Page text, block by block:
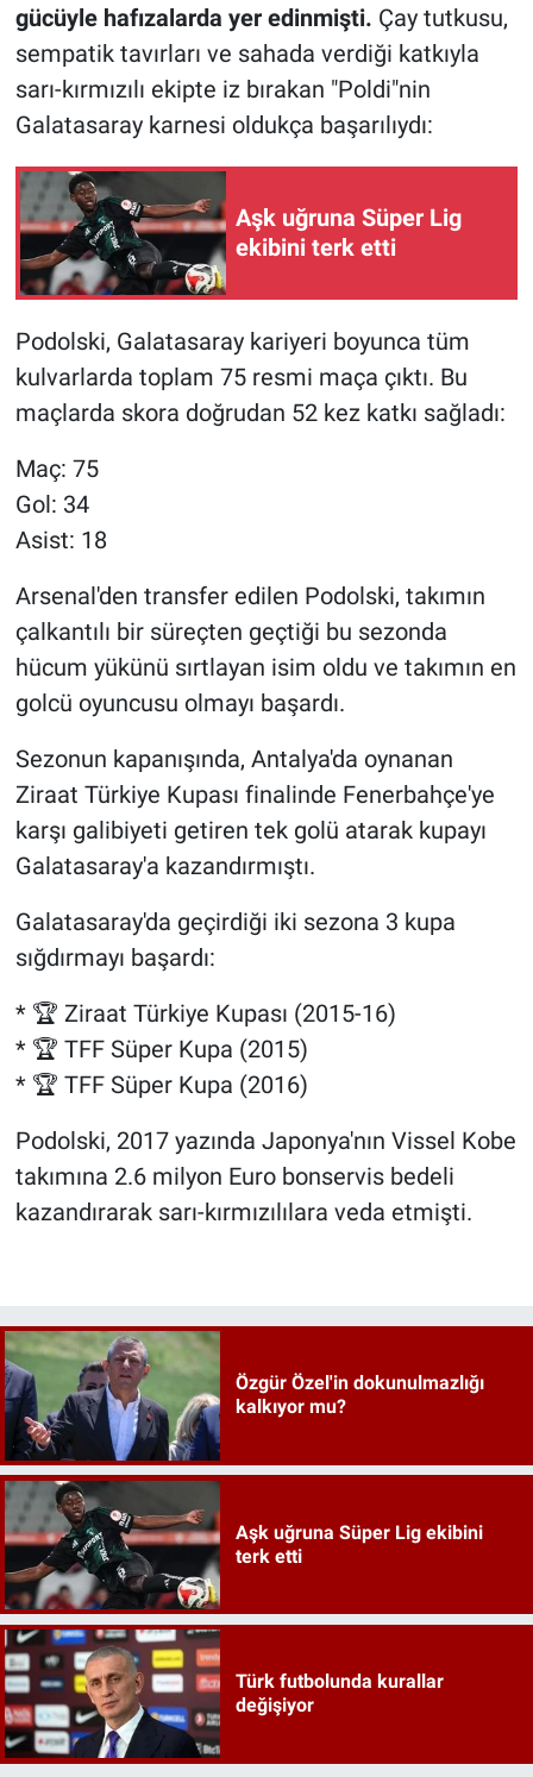
gücüyle hafızalarda yer edinmişti. Çay tutkusu,
sempatik tavırları ve sahada verdiği katkıyla
sarı-kırmızılı ekipte iz bırakan "Poldi"nin
Galatasaray karnesi oldukça başarılıydı:
Aşk uğruna Süper Lig
ekibini terk etti
Podolski, Galatasaray kariyeri boyunca tüm
kulvarlarda toplam 75 resmi maça çıktı. Bu
maçlarda skora doğrudan 52 kez katkı sağladı:
Maç: 75
Gol: 34
Asist: 18
Arsenal'den transfer edilen Podolski, takımın
çalkantılı bir süreçten geçtiği bu sezonda
hücum yükünü sırtlayan isim oldu ve takımın en
golcü oyuncusu olmayı başardı.
Sezonun kapanışında, Antalya'da oynanan
Ziraat Türkiye Kupası finalinde Fenerbahçe'ye
karşı galibiyeti getiren tek golü atarak kupayı
Galatasaray'a kazandırmıştı.
Galatasaray'da geçirdiği iki sezona 3 kupa
sığdırmayı başardı:
* 🏆 Ziraat Türkiye Kupası (2015-16)
* 🏆 TFF Süper Kupa (2015)
* 🏆 TFF Süper Kupa (2016)
Podolski, 2017 yazında Japonya'nın Vissel Kobe
takımına 2.6 milyon Euro bonservis bedeli
kazandırarak sarı-kırmızılılara veda etmişti.
Özgür Özel'in dokunulmazlığı
kalkıyor mu?
Aşk uğruna Süper Lig ekibini
terk etti
Türk futbolunda kurallar
değişiyor